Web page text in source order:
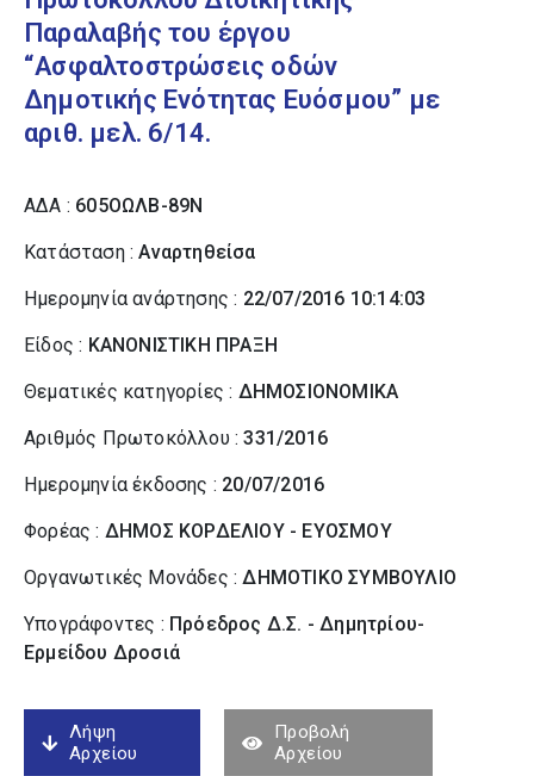
Παραλαβής του έργου
“Ασφαλτοστρώσεις οδών
Δημοτικής Ενότητας Ευόσμου” με
αριθ. μελ. 6/14.
ΑΔΑ : 605ΟΩΛΒ-89Ν
Κατάσταση :Αναρτηθείσα
Ημερομηνία ανάρτησης : 22/07/2016 10:14:03
Είδος : ΚΑΝΟΝΙΣΤΙΚΗ ΠΡΑΞΗ
Θεματικές κατηγορίες : ΔΗΜΟΣΙΟΝΟΜΙΚΑ
Αριθμός Πρωτοκόλλου :331/2016
Ημερομηνία έκδοσης : 20/07/2016
Φορέας : ΔΗΜΟΣ ΚΟΡΔΕΛΙΟΥ - ΕΥΟΣΜΟΥ
Οργανωτικές Μονάδες :ΔΗΜΟΤΙΚΟ ΣΥΜΒΟΥΛΙΟ
Υπογράφοντες : Πρόεδρος Δ.Σ. - Δημητρίου-
Ερμείδου Δροσιά
Λήψη
Αρχείου
Προβολή
Αρχείου